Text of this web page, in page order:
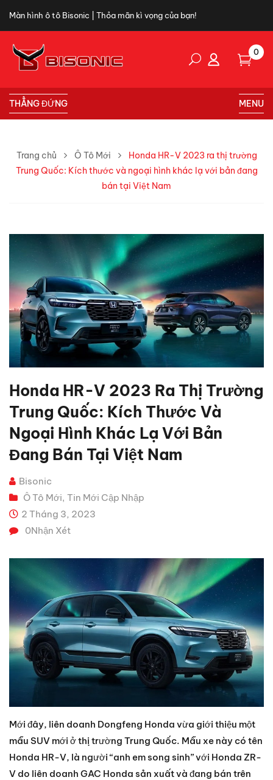
Màn hình ô tô Bisonic | Thỏa mãn kì vọng của bạn!
0
THẲNG ĐỨNG MENU
Trang chủ Ô Tô Mới
Honda HR-V 2023 ra thị trường
Trung Quốc: Kích thước và ngoại hình khác lạ với bản đang
bán tại Việt Nam
Honda HR-V 2023 Ra Thị Trường
Trung Quốc: Kích Thước Và
Ngoại Hình Khác Lạ Với Bản
Đang Bán Tại Việt Nam
Bisonic
Ô Tô Mới, Tin Mới Cập Nhập
2 Tháng 3, 2023
0Nhận Xét
Mới đây, liên doanh Dongfeng Honda vừa giới thiệu một
mẫu SUV mới ở thị trường Trung Quốc. Mẫu xe này có tên
Honda HR-V, là người “anh em song sinh” với Honda ZR-
V do liên doanh GAC Honda sản xuất và đang bán trên